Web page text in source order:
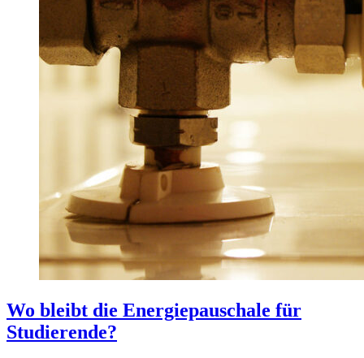
Wo bleibt die Energiepauschale für
Studierende?